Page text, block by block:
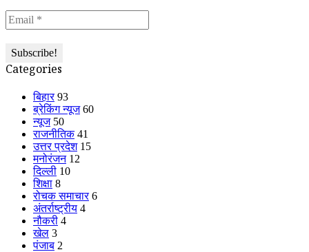
Categories
बिहार 93
ब्रेकिंग न्यूज 60
न्यूज 50
राजनीतिक 41
उत्तर प्रदेश 15
मनोरंजन 12
दिल्ली 10
शिक्षा 8
रोचक समाचार 6
अंतर्राष्ट्रीय 4
नौकरी 4
खेल 3
पंजाब 2